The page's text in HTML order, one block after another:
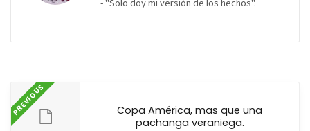
- "Solo doy mi versión de los hechos".
PREVIOUS
Copa América, mas que una
pachanga veraniega.